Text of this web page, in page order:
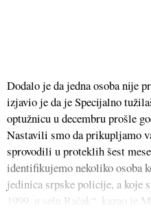
Dodalo je da jedna osoba nije
izjavio je da je Specijalno
optužnicu u decembru prošle
Nastavili smo da prikupljamo
sprovodili u proteklih šest
identifikujemo nekoliko osoba
jedinica srpske policije, a koje
1999. u selu Račak“, kazao je